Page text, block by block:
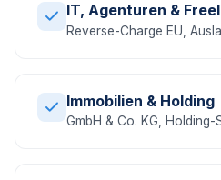
IT, Agenturen &
Reverse-Charge EU,
Immobilien & Holding
GmbH & Co. KG, Holding-